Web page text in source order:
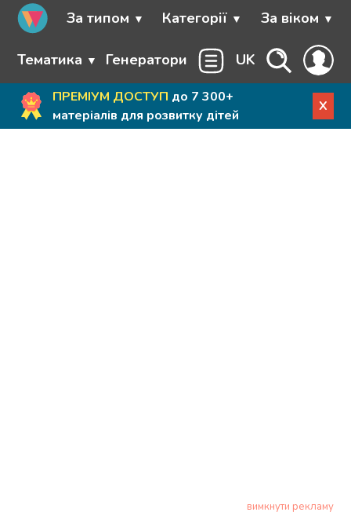
За типом Категорії За віком
Тематика Генератори UK
ПРЕМІУМ ДОСТУП до 7 300+
матеріалів для розвитку дітей
X
вимкнути рекламу